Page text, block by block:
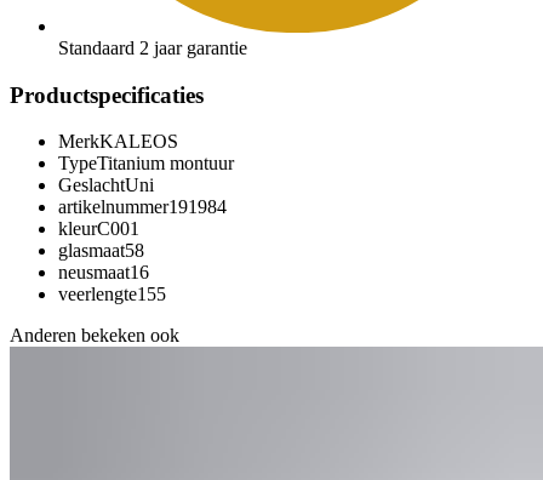
Standaard 2 jaar garantie
Productspecificaties
MerkKALEOS
TypeTitanium montuur
GeslachtUni
artikelnummer191984
kleurC001
glasmaat58
neusmaat16
veerlengte155
Anderen bekeken ook